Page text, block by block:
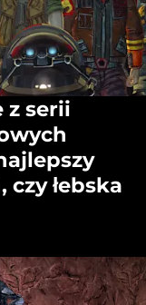
z serii
łebska